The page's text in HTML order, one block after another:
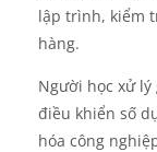
lập trình, kiểm
hàng.
Người học xử lý
điều khiển số
hóa công